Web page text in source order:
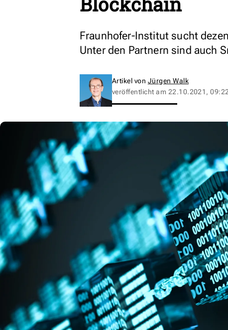
Fraunhofer-Institut sucht
Unter den Partnern sind auch
Artikel von Jürgen Walk
veröffentlicht am 22.10.2021,